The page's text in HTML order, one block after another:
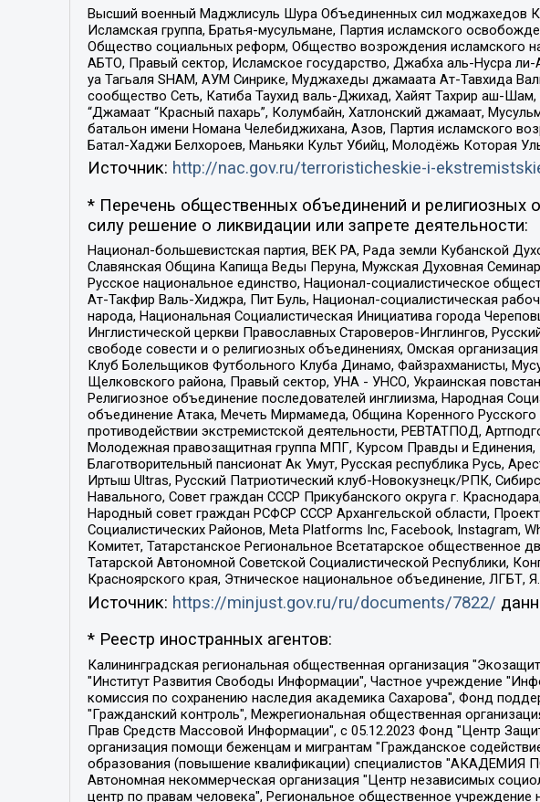
Высший военный Маджлисуль Шура Объединенных сил моджахедов
Исламская группа, Братья-мусульмане, Партия исламского
Общество социальных реформ, Общество возрождения
АБТО, Правый сектор, Исламское государство, Джабха аль-Нусра
уа Тагьаля SHAM, АУМ Синрике, Муджахеды джамаата Ат-Тавхида
сообщество Сеть, Катиба Таухид валь-Джихад, Хайят Тахрир аш-
“Джамаат “Красный пахарь”, Колумбайн, Хатлонский джамаат,
батальон имени Номана Челебиджихана, Азов, Партия исламского
Батал-Хаджи Белхороев, Маньяки Культ Убийц, Молодёжь Которая
Источник: http://nac.gov.ru/terroristicheskie-i-
* Перечень общественных объединений и религиозных
силу решение о ликвидации или запрете деятельности:
Национал-большевистская партия, ВЕК РА, Рада земли Кубанской
Славянская Община Капища Веды Перуна, Мужская Духовная
Русское национальное единство, Национал-социалистическое
Ат-Такфир Валь-Хиджра, Пит Буль, Национал-социалистическая
народа, Национальная Социалистическая Инициатива города
Инглистической церкви Православных Староверов-Инглингов,
свободе совести и о религиозных объединениях, Омская
Клуб Болельщиков Футбольного Клуба Динамо, Файзрахманисты,
Щелковского района, Правый сектор, УНА - УНСО, Украинская
Религиозное объединение последователей инглиизма, Народная
объединение Атака, Мечеть Мирмамеда, Община Коренного
противодействии экстремистской деятельности, РЕВТАТПОД,
Молодежная правозащитная группа МПГ, Курсом Правды и Единения,
Благотворительный пансионат Ак Умут, Русская республика Русь,
Иртыш Ultras, Русский Патриотический клуб-Новокузнецк/РПК,
Навального, Совет граждан СССР Прикубанского округа г.
Народный совет граждан РСФСР СССР Архангельской области,
Социалистических Районов, Meta Platforms Inc, Facebook, Instagram,
Комитет, Татарстанское Региональное Всетатарское
Татарской Автономной Советской Социалистической Республики,
Красноярского края, Этническое национальное объединение, ЛГБТ,
Источник: https://minjust.gov.ru/ru/documents/7822/
* Реестр иностранных агентов:
Калининградская региональная общественная организация "Экозащита!-Женсовет", Фонд содействия защите прав и свобод граждан "Общественный вердикт", Фонд "Институт Развития Свободы Информации", Частное учреждение "Информационное агентство МЕМО. РУ", Региональная общественная организация "Общественная комиссия по сохранению наследия академика Сахарова", Фонд поддержки свободы прессы, Санкт-Петербургская общественная правозащитная организация "Гражданский контроль", Межрегиональная общественная организация "Информационно-просветительский центр "Мемориал", Региональный Фонд "Центр Защиты Прав Средств Массовой Информации", с 05.12.2023 Фонд "Центр Защиты Прав Средств массовой информации", Региональная общественная благотворительная организация помощи беженцам и мигрантам "Гражданское содействие", Негосударственное образовательное учреждение дополнительного профессионального образования (повышение квалификации) специалистов "АКАДЕМИЯ ПО ПРАВАМ ЧЕЛОВЕКА", Свердловская региональная общественная организация "Сутяжник", Автономная некоммерческая организация "Центр независимых социологических исследований", Союз общественных объединений "Российский исследовательский центр по правам человека", Региональное общественное учреждение научно-информационный центр "МЕМОРИАЛ", Некоммерческая организация "Фонд защиты гласности", Автономная некоммерческая организация "Институт прав человека", Городская общественная организация "Екатеринбургское общество "МЕМОРИАЛ", Городская общественная организация "Рязанское историко-просветительское и правозащитное общество "Мемориал" (Рязанский Мемориал), Челябинский региональный орган общественной самодеятельности – женское общественное объединение "Женщины Евразии", Челябинский региональный орган общественной самодеятельности "Уральская правозащитная группа", Фонд содействия защите здоровья и социальной справедливости имени Андрея Рылькова, Автономная Некоммерческая Организация "Аналитический Центр Юрия Левады", Автономная некоммерческая организация социальной поддержки населения "Проект Апрель", Региональная общественная организация помощи женщинам и детям, находящимся в кризисной ситуации "Информационно-методический центр "Анна", Фонд содействия развитию массовых коммуникаций и правовому просвещению "Так-так-Так", Фонд содействия устойчивому развитию "Серебряная тайга", Свердловский региональный общественный фонд социальных проектов "Новое время", "Idel.Реалии", Кавказ.Реалии, Крым.Реалии, Телеканал Настоящее Время, Татаро-башкирская служба Радио Свобода (Azatliq Radiosi), Радио Свободная Европа/Радио Свобода (PCE/PC), "Сибирь.Реалии", "Фактограф", Благотворительный фонд помощи осужденным и их семьям, Автономная некоммерческая организация "Институт глобализации и социальных движений", Фонд "В защиту прав заключенных", Частное учреждение "Центр поддержки и содействия развитию средств массовой информации", Пензенский региональный общественный благотворительный фонд "Гражданский союз", "Север.Реалии", Некоммерческая организация Фонд "Правовая инициатива", Общество с ограниченной ответственностью "Радио Свободная Европа/Радио Свобода", Чешское информационное агентство "MEDIUM-ORIENT", Красноярская региональная общественная организация "Мы против СПИДа", Камалягин Денис Николаевич, Маркелов Сергей Евгеньевич, Пономарев Лев Александрович, Савицкая Людмила Алексеевна, Автономная некоммерческая организация "Центр по работе с проблемой насилия "НАСИЛИЮ.НЕТ", Межрегиональный профессиональный союз работников здравоохранения "Альянс врачей", Юридическое лицо, зарегистрированное в Латвийской Республике, SIA "Medusa Project" (регистрационный номер 40103797863, дата регистрации 10.06.2014), Некоммерческая организация "Фонд по борьбе с коррупцией", Автономная некоммерческая организация "Институт права и публичной политики", Баданин Роман Сергеевич, Гликин Максим Александрович, Железнова Мария Михайловна, Лукьянова Юлия Сергеевна, Маетная Елизавета Витальевна, Маняхин Петр Борисович, Чуракова Ольга Владимировна, Ярош Юлия Петровна, Юридическое лицо "The Insider SIA", зарегистрированное в Риге, Латвийская Республика (дата регистрации